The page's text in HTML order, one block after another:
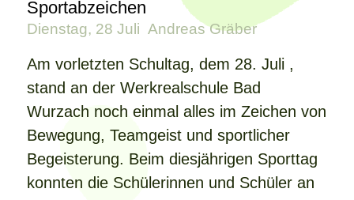
Sportabzeichen
Dienstag, 28 Juli Andreas Gräber
Am vorletzten Schultag, dem 28. Juli ,
stand an der Werkrealschule Bad
Wurzach noch einmal alles im Zeichen von
Bewegung, Teamgeist und sportlicher
Begeisterung. Beim diesjährigen Sporttag
konnten die Schülerinnen und Schüler an